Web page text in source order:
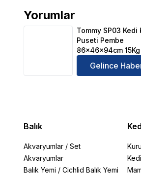
Yorumlar
Tommy SP03 Kedi Köpek
Tommy SP03 Kedi
Puseti Pembe
86x46x94cm 15Kg
Gelince
Balık
Akvaryumlar / Set
Akvaryumlar
Balık Yemi / Cichlid Balık Yemi